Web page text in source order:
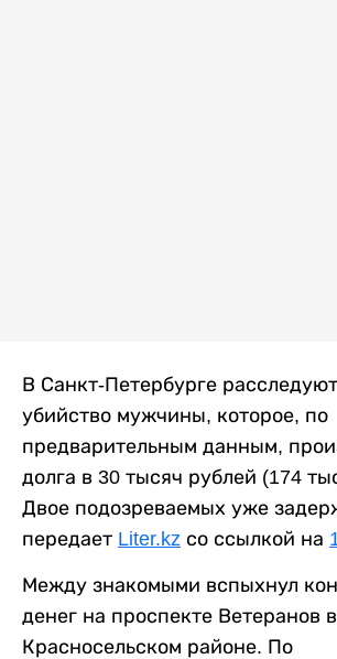
В Санкт-Петербурге
убийство мужчины, которое, по
предварительным данным,
долга в 30 тысяч рублей (174
Двое подозреваемых уже
передает Liter.kz со ссылкой на
Между знакомыми вспыхнул
денег на проспекте Ветеранов в
Красносельском районе. По